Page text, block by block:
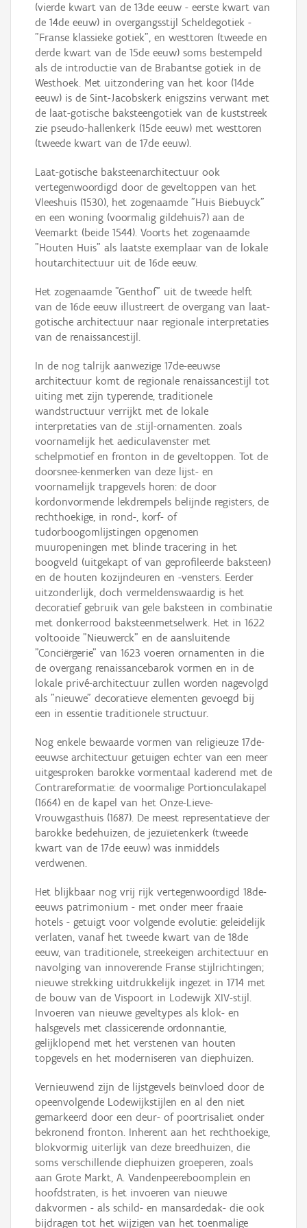
(vierde kwart van de 13de eeuw - eerste kwart van
de 14de eeuw) in overgangsstijl Scheldegotiek -
"Franse klassieke gotiek", en westtoren (tweede en
derde kwart van de 15de eeuw) soms bestempeld
als de introductie van de Brabantse gotiek in de
Westhoek. Met uitzondering van het koor (14de
eeuw) is de Sint-Jacobskerk enigszins verwant met
de laat-gotische baksteengotiek van de kuststreek
zie pseudo-hallenkerk (15de eeuw) met westtoren
(tweede kwart van de 17de eeuw).
Laat-gotische baksteenarchitectuur ook
vertegenwoordigd door de geveltoppen van het
Vleeshuis (1530), het zogenaamde "Huis Biebuyck"
en een woning (voormalig gildehuis?) aan de
Veemarkt (beide 1544). Voorts het zogenaamde
"Houten Huis" als laatste exemplaar van de lokale
houtarchitectuur uit de 16de eeuw.
Het zogenaamde "Genthof" uit de tweede helft
van de 16de eeuw illustreert de overgang van laat-
gotische architectuur naar regionale interpretaties
van de renaissancestijl.
In de nog talrijk aanwezige 17de-eeuwse
architectuur komt de regionale renaissancestijl tot
uiting met zijn typerende, traditionele
wandstructuur verrijkt met de lokale
interpretaties van de .stijl-ornamenten. zoals
voornamelijk het aediculavenster met
schelpmotief en fronton in de geveltoppen. Tot de
doorsnee-kenmerken van deze lijst- en
voornamelijk trapgevels horen: de door
kordonvormende lekdrempels belijnde registers, de
rechthoekige, in rond-, korf- of
tudorboogomlijstingen opgenomen
muuropeningen met blinde tracering in het
boogveld (uitgekapt of van geprofileerde baksteen)
en de houten kozijndeuren en -vensters. Eerder
uitzonderlijk, doch vermeldenswaardig is het
decoratief gebruik van gele baksteen in combinatie
met donkerrood baksteenmetselwerk. Het in 1622
voltooide "Nieuwerck" en de aansluitende
"Conciërgerie" van 1623 voeren ornamenten in die
de overgang renaissancebarok vormen en in de
lokale privé-architectuur zullen worden nagevolgd
als "nieuwe" decoratieve elementen gevoegd bij
een in essentie traditionele structuur.
Nog enkele bewaarde vormen van religieuze 17de-
eeuwse architectuur getuigen echter van een meer
uitgesproken barokke vormentaal kaderend met de
Contrareformatie: de voormalige Portionculakapel
(1664) en de kapel van het Onze-Lieve-
Vrouwgasthuis (1687). De meest representatieve der
barokke bedehuizen, de jezuïetenkerk (tweede
kwart van de 17de eeuw) was inmiddels
verdwenen.
Het blijkbaar nog vrij rijk vertegenwoordigd 18de-
eeuws patrimonium - met onder meer fraaie
hotels - getuigt voor volgende evolutie: geleidelijk
verlaten, vanaf het tweede kwart van de 18de
eeuw, van traditionele, streekeigen architectuur en
navolging van innoverende Franse stijlrichtingen;
nieuwe strekking uitdrukkelijk ingezet in 1714 met
de bouw van de Vispoort in Lodewijk XIV-stijl.
Invoeren van nieuwe geveltypes als klok- en
halsgevels met classicerende ordonnantie,
gelijklopend met het verstenen van houten
topgevels en het moderniseren van diephuizen.
Vernieuwend zijn de lijstgevels beïnvloed door de
opeenvolgende Lodewijkstijlen en al den niet
gemarkeerd door een deur- of poortrisaliet onder
bekronend fronton. Inherent aan het rechthoekige,
blokvormig uiterlijk van deze breedhuizen, die
soms verschillende diephuizen groeperen, zoals
aan Grote Markt, A. Vandenpeereboomplein en
hoofdstraten, is het invoeren van nieuwe
dakvormen - als schild- en mansardedak- die ook
bijdragen tot het wijzigen van het toenmalige